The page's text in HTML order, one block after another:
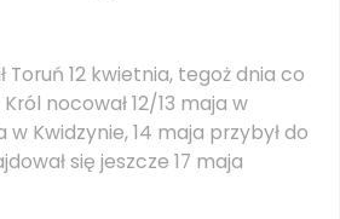
Toruń 12 kwietnia, tegoż dnia co
nocował 12/13 maja w
w Kwidzynie, 14 maja przybył do
się jeszcze 17 maja